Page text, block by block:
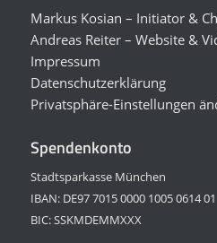
Markus Kosian – Initiator &
Andreas Reiter – Website &
Impressum
Datenschutzerklärung
Privatsphäre-Einstellungen
Spendenkonto
Stadtsparkasse München
IBAN: DE97 7015 0000 1005 0614 01
BIC: SSKMDEMMXXX